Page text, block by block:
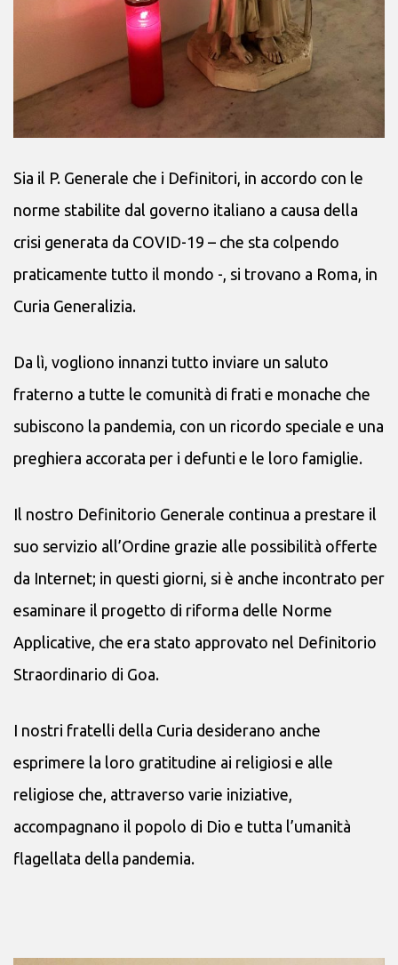
Sia il P. Generale che i Definitori, in accordo con le
norme stabilite dal governo italiano a causa della
crisi generata da COVID-19 – che sta colpendo
praticamente tutto il mondo -, si trovano a Roma, in
Curia Generalizia.
Da lì, vogliono innanzi tutto inviare un saluto
fraterno a tutte le comunità di frati e monache che
subiscono la pandemia, con un ricordo speciale e una
preghiera accorata per i defunti e le loro famiglie.
Il nostro Definitorio Generale continua a prestare il
suo servizio all’Ordine grazie alle possibilità offerte
da Internet; in questi giorni, si è anche incontrato per
esaminare il progetto di riforma delle Norme
Applicative, che era stato approvato nel Definitorio
Straordinario di Goa.
I nostri fratelli della Curia desiderano anche
esprimere la loro gratitudine ai religiosi e alle
religiose che, attraverso varie iniziative,
accompagnano il popolo di Dio e tutta l’umanità
flagellata della pandemia.